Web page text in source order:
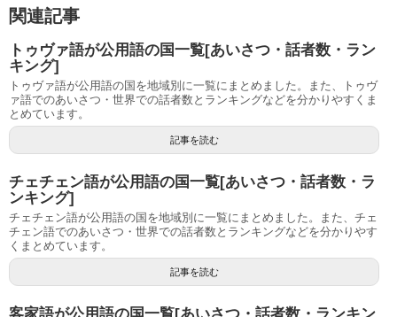
関連記事
トゥヴァ語が公用語の国一覧[あいさつ・話者数・ラン
キング]
トゥヴァ語が公用語の国を地域別に一覧にまとめました。また、トゥヴ
ァ語でのあいさつ・世界での話者数とランキングなどを分かりやすくま
とめています。
記事を読む
チェチェン語が公用語の国一覧[あいさつ・話者数・ラ
ンキング]
チェチェン語が公用語の国を地域別に一覧にまとめました。また、チェ
チェン語でのあいさつ・世界での話者数とランキングなどを分かりやす
くまとめています。
記事を読む